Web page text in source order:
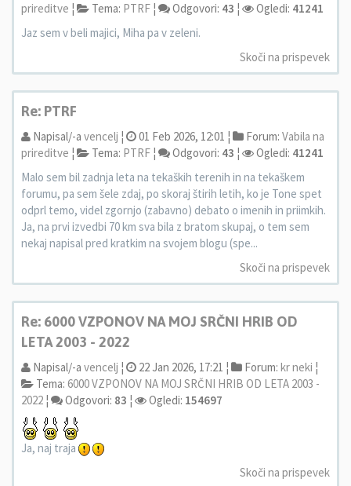
prireditve ¦ Tema: PTRF ¦ Odgovori: 43 ¦ Ogledi: 41241
Jaz sem v beli majici, Miha pa v zeleni.
Skoči na prispevek
Re: PTRF
Napisal/-a vencelj ¦ 01 Feb 2026, 12:01 ¦ Forum: Vabila na
prireditve ¦ Tema: PTRF ¦ Odgovori: 43 ¦ Ogledi: 41241
Malo sem bil zadnja leta na tekaških terenih in na tekaškem
forumu, pa sem šele zdaj, po skoraj štirih letih, ko je Tone spet
odprl temo, videl zgornjo (zabavno) debato o imenih in priimkih.
Ja, na prvi izvedbi 70 km sva bila z bratom skupaj, o tem sem
nekaj napisal pred kratkim na svojem blogu (spe...
Skoči na prispevek
Re: 6000 VZPONOV NA MOJ SRČNI HRIB OD
LETA 2003 - 2022
Napisal/-a vencelj ¦ 22 Jan 2026, 17:21 ¦ Forum: kr neki ¦
Tema: 6000 VZPONOV NA MOJ SRČNI HRIB OD LETA 2003 -
2022 ¦ Odgovori: 83 ¦ Ogledi: 154697
Ja, naj traja
Skoči na prispevek